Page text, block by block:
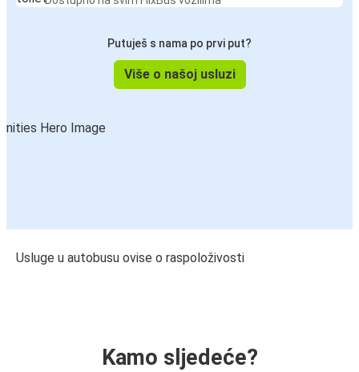
Putuješ s nama po prvi put?
Više o našoj usluzi
Usluge u autobusu ovise o raspoloživosti
Kamo sljedeće?